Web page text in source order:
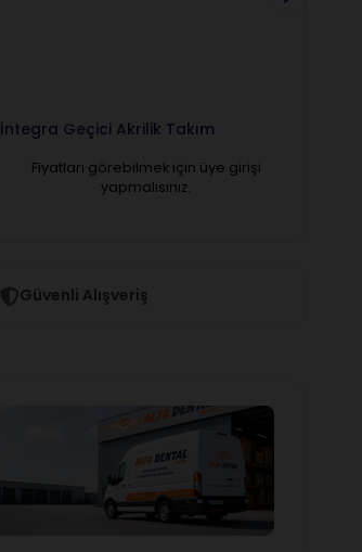
İntegra Geçici Akrilik Takım
Fiyatları görebilmek için üye girişi
yapmalısınız.
Güvenli Alışveriş